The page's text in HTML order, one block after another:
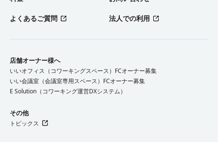
よくあるご質問 法人での利用
店舗オーナー様へ
いいオフィス（コワーキングスペース）FCオーナー募集
いい会議室（会議室専用スペース）FCオーナー募集
E Solution（コワーキング運営DXシステム）
その他
トピックス